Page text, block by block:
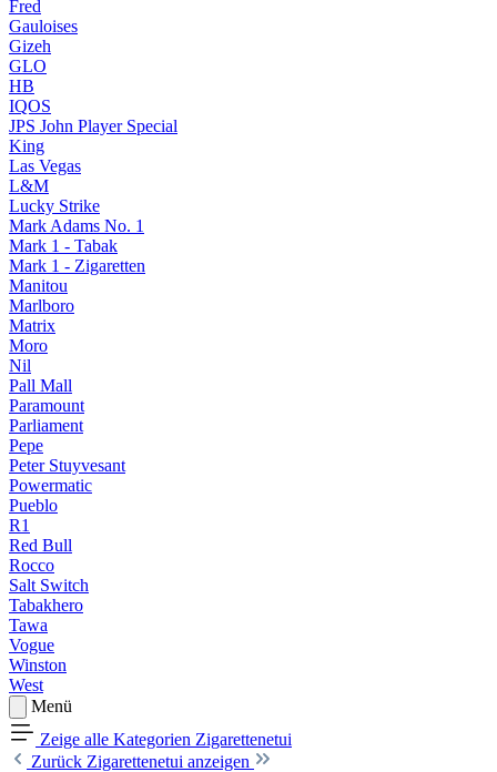
Fred
Gauloises
Gizeh
GLO
HB
IQOS
JPS John Player Special
King
Las Vegas
L&M
Lucky Strike
Mark Adams No. 1
Mark 1 - Tabak
Mark 1 - Zigaretten
Manitou
Marlboro
Matrix
Moro
Nil
Pall Mall
Paramount
Parliament
Pepe
Peter Stuyvesant
Powermatic
Pueblo
R1
Red Bull
Rocco
Salt Switch
Tabakhero
Tawa
Vogue
Winston
West
Menü
Zeige alle Kategorien Zigarettenetui
Zurück Zigarettenetui anzeigen